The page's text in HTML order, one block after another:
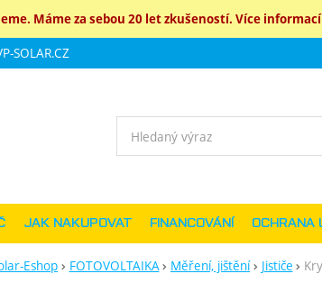
Máme za sebou 20 let zkušeností. Více
Eshop FOTOVOLTAIKA Měření, jištění Jističe
SOLAR.CZ
JAK NAKUPOVAT FINANCOVÁNÍ OCHRANA
Vyhledávání